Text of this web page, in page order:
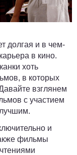
долгая и в чем-
в кино.
хоть
в которых
взглянем
с участием
и
фильмы